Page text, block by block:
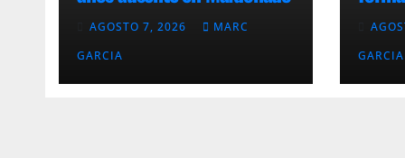
AGOSTO 7, 2026
MARC
GARCIA
4H
GARCIA